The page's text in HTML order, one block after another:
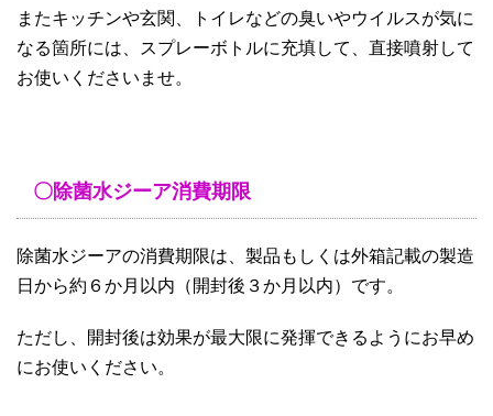
またキッチンや玄関、トイレなどの臭いやウイルスが気に
なる箇所には、スプレーボトルに充填して、直接噴射して
お使いくださいませ。
〇除菌水ジーア消費期限
除菌水ジーアの消費期限は、製品もしくは外箱記載の製造
日から約６か月以内（開封後３か月以内）です。
ただし、開封後は効果が最大限に発揮できるようにお早め
にお使いください。